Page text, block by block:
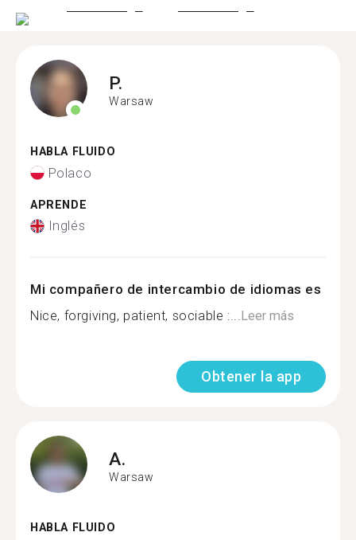
P.
Warsaw
HABLA FLUIDO
Polaco
APRENDE
Inglés
Mi compañero de intercambio de idiomas es
Nice, forgiving, patient, sociable :...Leer más
Obtener la app
A.
Warsaw
HABLA FLUIDO